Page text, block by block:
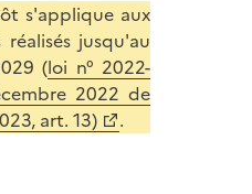
s'applique aux
réalisés jusqu'au
(loi n° 2022-
2022 de
art. 13)
.